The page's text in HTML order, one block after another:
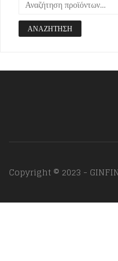
ΑΝΑΖΉΤΗΣΗ
Copyright © 2023 -